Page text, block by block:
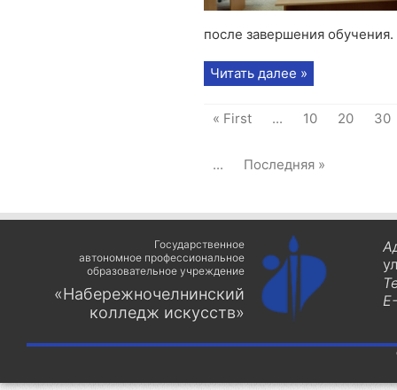
после завершения
Читать далее »
« First ... 10 20 30
... Последняя »
Государственное
автономное профессиональное
образовательное учреждение
«Набережночелнинский
колледж искусств»